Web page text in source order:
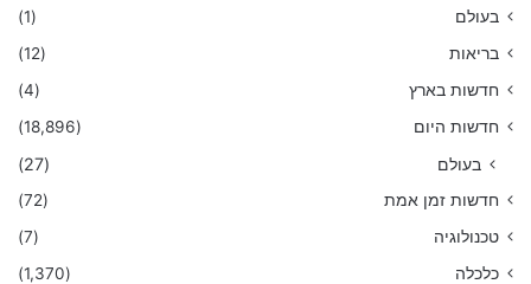
בעולם
(1)
בריאות
(12)
חדשות בארץ
(4)
חדשות היום
(18,896)
בעולם (27)
חדשות זמן אמת
(72)
טכנולוגיה
(7)
כלכלה
(1,370)